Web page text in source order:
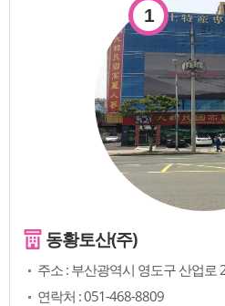
1
동황토산(주)
주소 : 부산광역시 영도구 산업로
연락처 : 051-468-8809